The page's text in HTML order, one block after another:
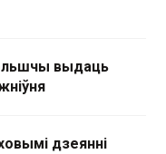
выдаць
дзеянні